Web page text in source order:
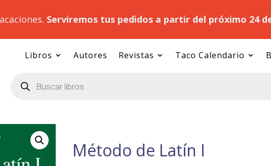
Serviremos tus pedidos a partir del próximo 24
Libros Autores Revistas Taco Calendario
productos
Método de Latín I